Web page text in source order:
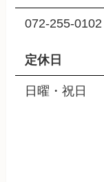
072-255-0102
定休日
日曜・祝日